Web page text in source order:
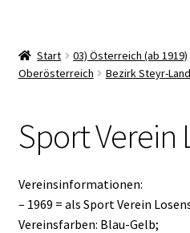
Start 03) Österreich (ab 1919)
Oberösterreich
Bezirk Steyr-
Sport Verein
Vereinsinformationen:
– 1969 = als Sport Verein
Vereinsfarben: Blau-Gelb;